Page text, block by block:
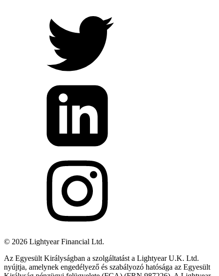
© 2026 Lightyear Financial Ltd.
Az Egyesült Királyságban a szolgáltatást a Lightyear U.K. Ltd.
nyújtja, amelynek engedélyező és szabályozó hatósága az Egyesült